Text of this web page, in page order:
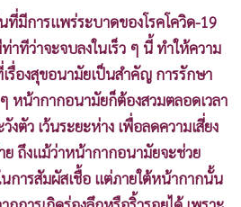
มีการแพร่ระบาดของโรคโควิด-19
าทีว่าจะจบลงในเร็ว ๆ นี้ ทำให้ความ
เรื่องสุขอนามัยเป็นสำคัญ การรักษา
หน้ากากอนามัยก็ต้องสวมตลอดเวลา
ตัว เว้นระยะห่าง เพื่อลดความเสี่ยง
ย ถึงแม้ว่าหน้ากากอนามัยจะช่วย
การสัมผัสเชื้อ แต่ภายใต้หน้ากากนั้น